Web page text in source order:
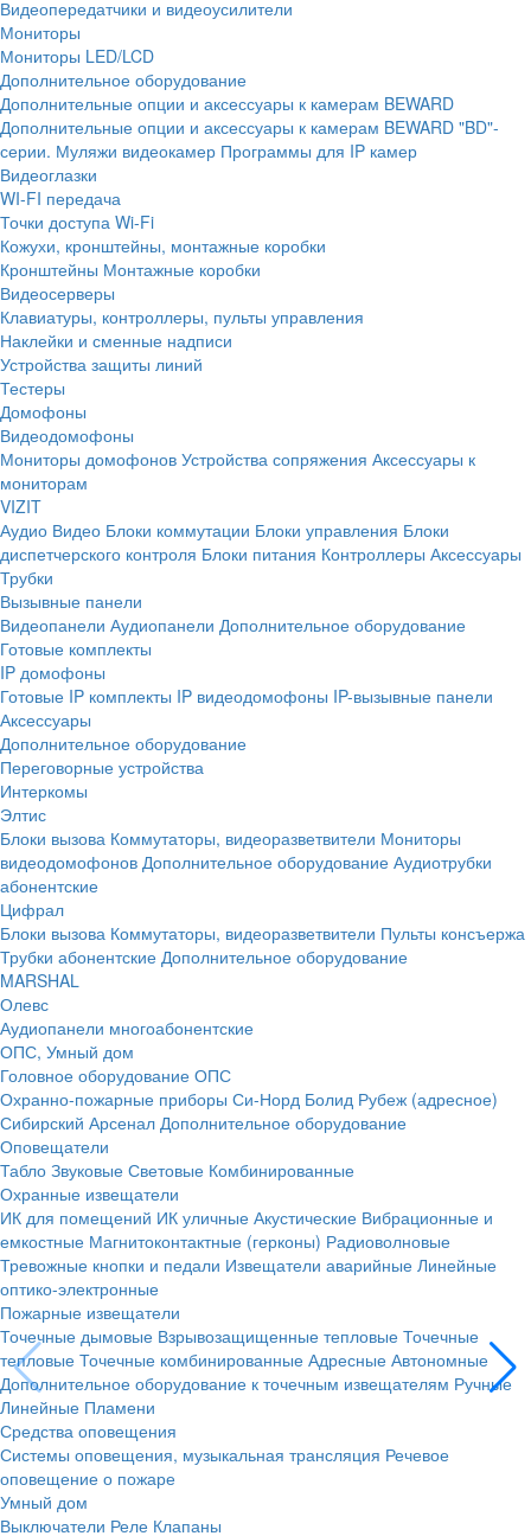
Видеопередатчики и видеоусилители
Мониторы
Мониторы LED/LCD
Дополнительное оборудование
Дополнительные опции и аксессуары к камерам BEWARD
Дополнительные опции и аксессуары к камерам BEWARD "BD"-
серии. Муляжи видеокамер Программы для IP камер
Видеоглазки
WI-FI передача
Точки доступа Wi-Fi
Кожухи, кронштейны, монтажные коробки
Кронштейны Монтажные коробки
Видеосерверы
Клавиатуры, контроллеры, пульты управления
Наклейки и сменные надписи
Устройства защиты линий
Тестеры
Домофоны
Видеодомофоны
Мониторы домофонов Устройства сопряжения Аксессуары к
мониторам
VIZIT
Аудио Видео Блоки коммутации Блоки управления Блоки
диспетчерского контроля Блоки питания Контроллеры Аксессуары
Трубки
Вызывные панели
Видеопанели Аудиопанели Дополнительное оборудование
Готовые комплекты
IP домофоны
Готовые IP комплекты IP видеодомофоны IP-вызывные панели
Аксессуары
Дополнительное оборудование
Переговорные устройства
Интеркомы
Элтис
Блоки вызова Коммутаторы, видеоразветвители Мониторы
видеодомофонов Дополнительное оборудование Аудиотрубки
абонентские
Цифрал
Блоки вызова Коммутаторы, видеоразветвители Пульты консъержа
Трубки абонентские Дополнительное оборудование
MARSHAL
Олевс
Аудиопанели многоабонентские
ОПС, Умный дом
Головное оборудование ОПС
Охранно-пожарные приборы Си-Норд Болид Рубеж (адресное)
Сибирский Арсенал Дополнительное оборудование
Оповещатели
Табло Звуковые Световые Комбинированные
Охранные извещатели
ИК для помещений ИК уличные Акустические Вибрационные и
емкостные Магнитоконтактные (герконы) Радиоволновые
Тревожные кнопки и педали Извещатели аварийные Линейные
оптико-электронные
Пожарные извещатели
Точечные дымовые Взрывозащищенные тепловые Точечные
тепловые Точечные комбинированные Адресные Автономные
Дополнительное оборудование к точечным извещателям Ручные
Линейные Пламени
Средства оповещения
Системы оповещения, музыкальная трансляция Речевое
оповещение о пожаре
Умный дом
Выключатели Реле Клапаны